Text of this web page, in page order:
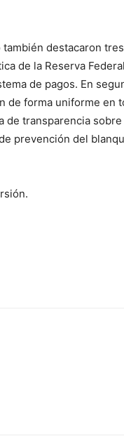
destacaron
de la Reserva
de pagos. En
de forma uniforme
de transparencia
prevención del